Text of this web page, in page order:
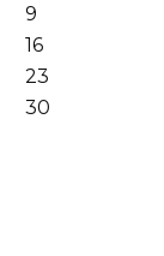
9
16
23
30